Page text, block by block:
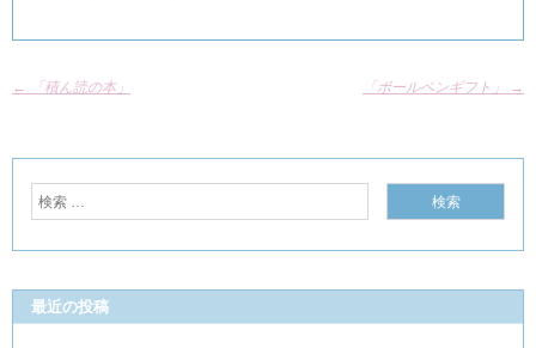
← 「積ん読の本」 「ボールペンギフト」 →
最近の投稿